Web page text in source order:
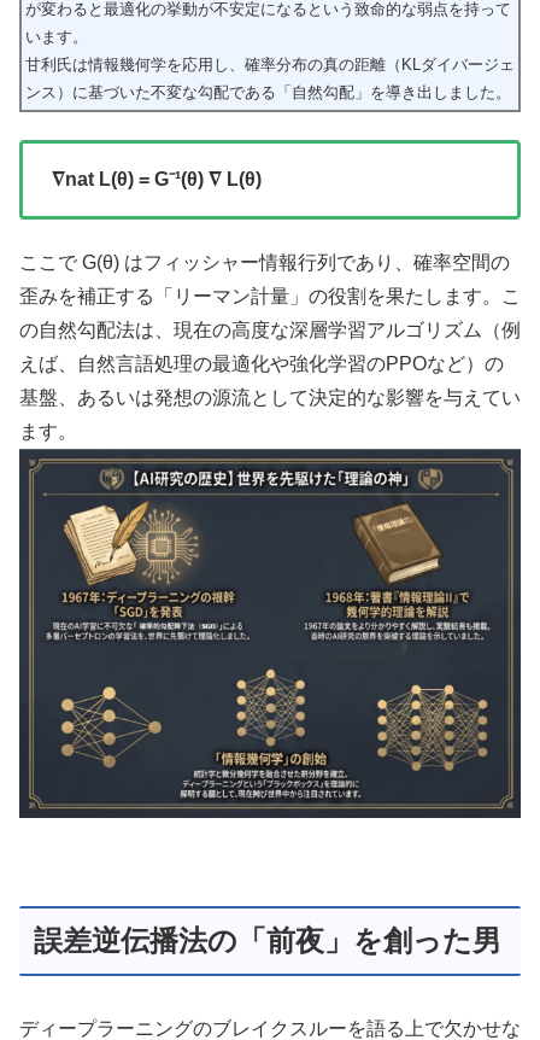
が変わると最適化の挙動が不安定になるという致命的な弱点を持って
います。
甘利氏は情報幾何学を応用し、確率分布の真の距離（KLダイバージェ
ンス）に基づいた不変な勾配である「自然勾配」を導き出しました。
∇nat L(θ) = G⁻¹(θ) ∇ L(θ)
ここで G(θ) はフィッシャー情報行列であり、確率空間の
歪みを補正する「リーマン計量」の役割を果たします。こ
の自然勾配法は、現在の高度な深層学習アルゴリズム（例
えば、自然言語処理の最適化や強化学習のPPOなど）の
基盤、あるいは発想の源流として決定的な影響を与えてい
ます。
誤差逆伝播法の「前夜」を創った男
ディープラーニングのブレイクスルーを語る上で欠かせな